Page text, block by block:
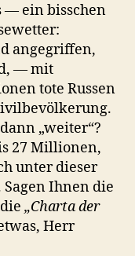
— ein bisschen
angegriffen,
— mit
tote Russen
„weiter“?
27 Millionen,
unter dieser
Ihnen die
„Charta der
Herr